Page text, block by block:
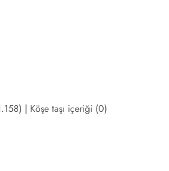
| Köşe taşı içeriği (0)